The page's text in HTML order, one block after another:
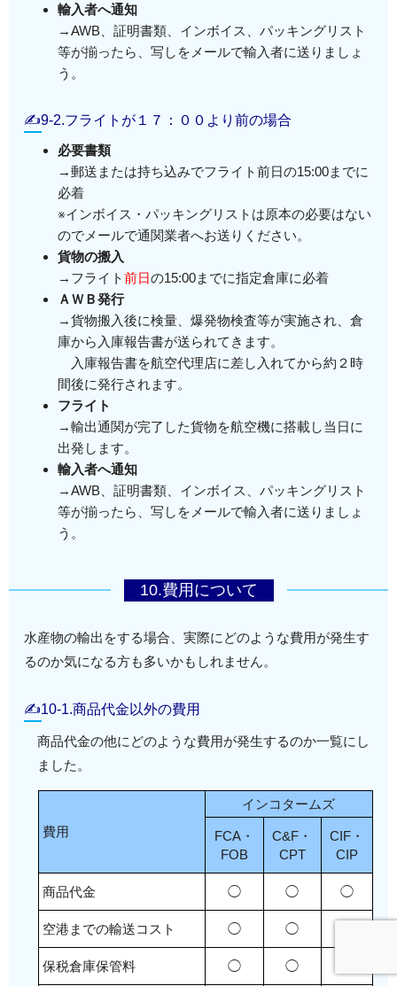
輸入者へ通知
→AWB、証明書類、インボイス、パッキングリスト
等が揃ったら、写しをメールで輸入者に送りましょ
う。
✍9-2.フライトが１７：００より前の場合
必要書類
→郵送または持ち込みでフライト前日の15:00までに
必着
※インボイス・パッキングリストは原本の必要はない
のでメールで通関業者へお送りください。
貨物の搬入
→フライト前日の15:00までに指定倉庫に必着
ＡＷＢ発行
→貨物搬入後に検量、爆発物検査等が実施され、倉
庫から入庫報告書が送られてきます。
入庫報告書を航空代理店に差し入れてから約２時
間後に発行されます。
フライト
→輸出通関が完了した貨物を航空機に搭載し当日に
出発します。
輸入者へ通知
→AWB、証明書類、インボイス、パッキングリスト
等が揃ったら、写しをメールで輸入者に送りましょ
う。
10.費用について
水産物の輸出をする場合、実際にどのような費用が発生す
るのか気になる方も多いかもしれません。
✍10-1.商品代金以外の費用
商品代金の他にどのような費用が発生するのか一覧にし
ました。
費用
インコタームズ
FCA・
FOB
C&F・
CPT
CIF・
CIP
商品代金 ◯ ◯ ◯
空港までの輸送コスト ◯ ◯
保税倉庫保管料 ◯ ◯